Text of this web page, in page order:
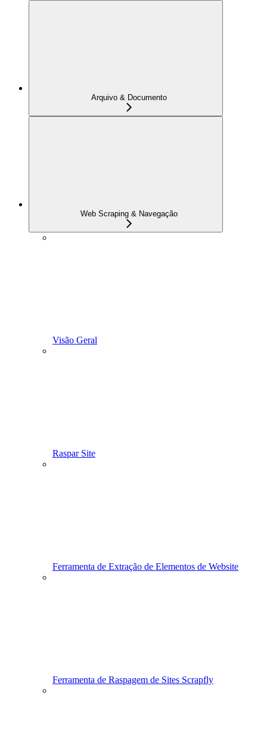
Arquivo & Documento
Web Scraping & Navegação
Visão Geral
Raspar Site
Ferramenta de Extração de Elementos de Website
Ferramenta de Raspagem de Sites Scrapfly